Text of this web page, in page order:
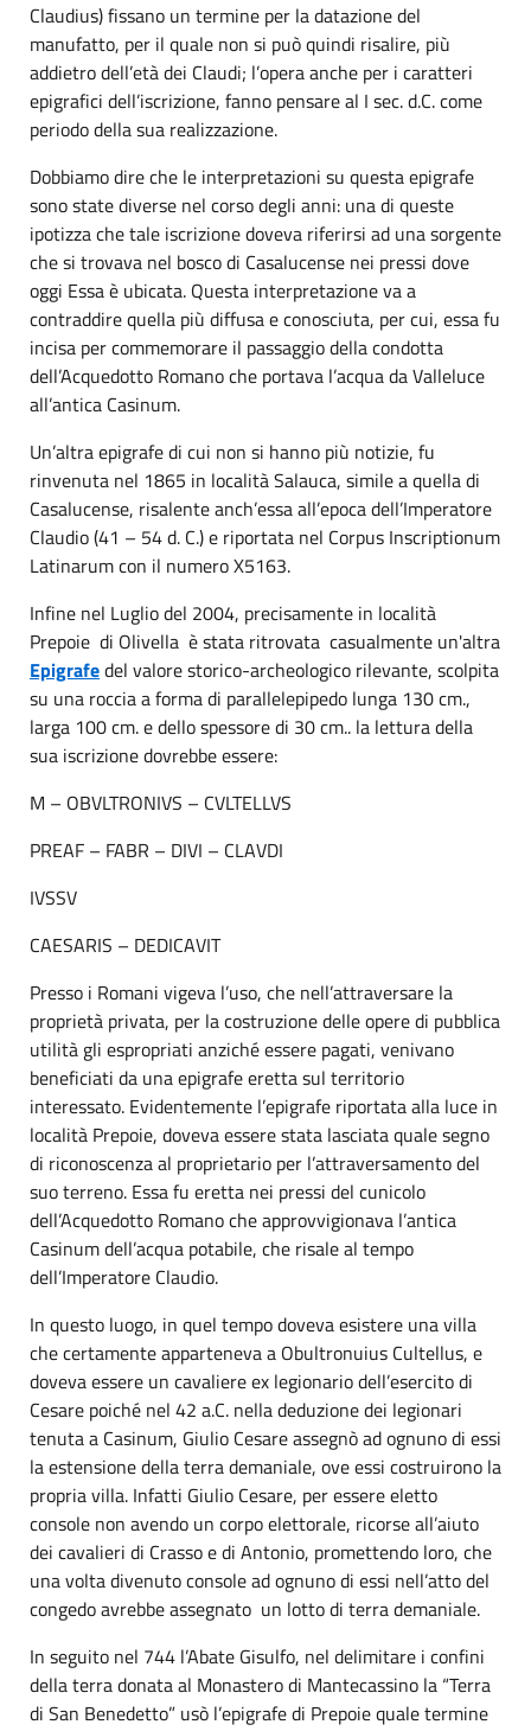
Claudius) fissano un termine per la datazione del
manufatto, per il quale non si può quindi risalire, più
addietro dell’età dei Claudi; l’opera anche per i caratteri
epigrafici dell’iscrizione, fanno pensare al I sec. d.C. come
periodo della sua realizzazione.
Dobbiamo dire che le interpretazioni su questa epigrafe
sono state diverse nel corso degli anni: una di queste
ipotizza che tale iscrizione doveva riferirsi ad una sorgente
che si trovava nel bosco di Casalucense nei pressi dove
oggi Essa è ubicata. Questa interpretazione va a
contraddire quella più diffusa e conosciuta, per cui, essa fu
incisa per commemorare il passaggio della condotta
dell’Acquedotto Romano che portava l’acqua da Valleluce
all’antica Casinum.
Un’altra epigrafe di cui non si hanno più notizie, fu
rinvenuta nel 1865 in località Salauca, simile a quella di
Casalucense, risalente anch’essa all’epoca dell’Imperatore
Claudio (41 – 54 d. C.) e riportata nel Corpus Inscriptionum
Latinarum con il numero X5163.
Infine nel Luglio del 2004, precisamente in località
Prepoie di Olivella è stata ritrovata casualmente un'altra
Epigrafedel valore storico-archeologico rilevante, scolpita
su una roccia a forma di parallelepipedo lunga 130 cm.,
larga 100 cm. e dello spessore di 30 cm.. la lettura della
sua iscrizione dovrebbe essere:
M – OBVLTRONIVS – CVLTELLVS
PREAF – FABR – DIVI – CLAVDI
IVSSV
CAESARIS – DEDICAVIT
Presso i Romani vigeva l’uso, che nell’attraversare la
proprietà privata, per la costruzione delle opere di pubblica
utilità gli espropriati anziché essere pagati, venivano
beneficiati da una epigrafe eretta sul territorio
interessato. Evidentemente l’epigrafe riportata alla luce in
località Prepoie, doveva essere stata lasciata quale segno
di riconoscenza al proprietario per l’attraversamento del
suo terreno. Essa fu eretta nei pressi del cunicolo
dell’Acquedotto Romano che approvvigionava l’antica
Casinum dell’acqua potabile, che risale al tempo
dell’Imperatore Claudio.
In questo luogo, in quel tempo doveva esistere una villa
che certamente apparteneva a Obultronuius Cultellus, e
doveva essere un cavaliere ex legionario dell’esercito di
Cesare poiché nel 42 a.C. nella deduzione dei legionari
tenuta a Casinum, Giulio Cesare assegnò ad ognuno di essi
la estensione della terra demaniale, ove essi costruirono la
propria villa. Infatti Giulio Cesare, per essere eletto
console non avendo un corpo elettorale, ricorse all’aiuto
dei cavalieri di Crasso e di Antonio, promettendo loro, che
una volta divenuto console ad ognuno di essi nell’atto del
congedo avrebbe assegnato un lotto di terra demaniale.
In seguito nel 744 l’Abate Gisulfo, nel delimitare i confini
della terra donata al Monastero di Mantecassino la “Terra
di San Benedetto” usò l’epigrafe di Prepoie quale termine